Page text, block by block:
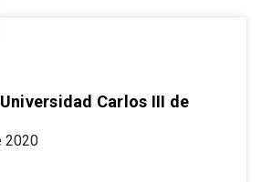
Carlos III de
2020